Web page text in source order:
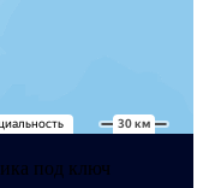
под ключ